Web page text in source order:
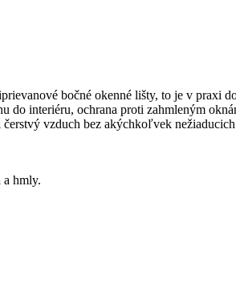
bočné okenné lišty, to je v praxi
interiéru, ochrana proti zahmleným
vzduch bez akýchkoľvek
hmly.